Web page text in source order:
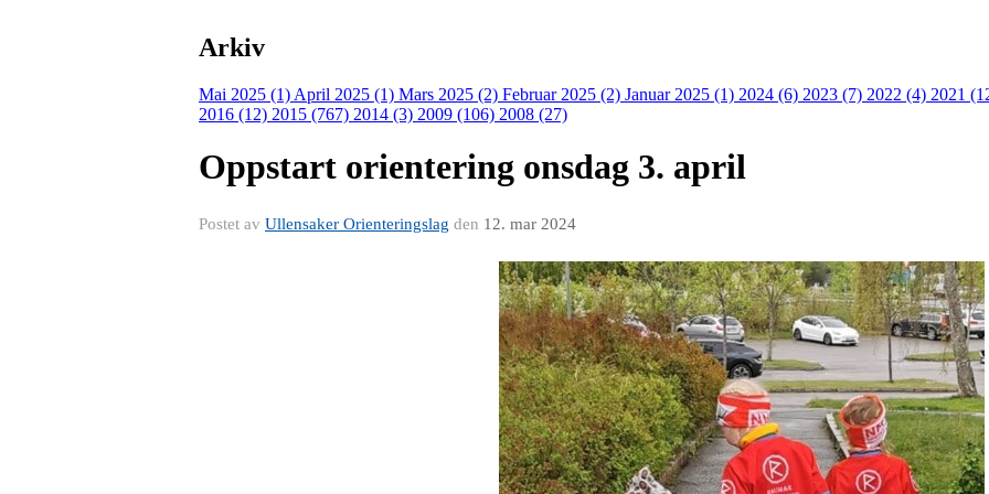
Arkiv
Mai 2025 (1) April 2025 (1) Mars 2025 (2) Februar 2025 (2) Januar 2025 (1) 2024 (6) 2023 (7) 2022 (4) 2021
2016 (12) 2015 (767) 2014 (3) 2009 (106) 2008 (27)
Oppstart orientering onsdag 3. april
Postet av Ullensaker Orienteringslag den 12. mar 2024